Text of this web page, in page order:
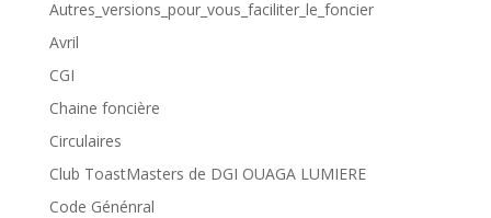
Autres_versions_pour_vous_faciliter_le_foncier
Avril
CGI
Chaine foncière
Circulaires
Club ToastMasters de DGI OUAGA LUMIERE
Code Génénral